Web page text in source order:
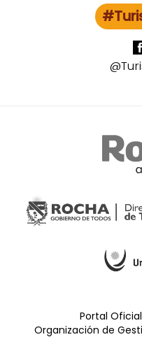
Portal
Organización de